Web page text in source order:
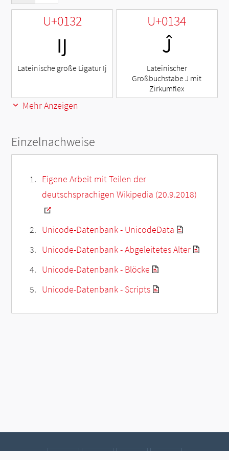
U+0132
Ĳ
Lateinische große Ligatur Ij
U+0134
Ĵ
Lateinischer
Großbuchstabe J mit
Zirkumflex
Mehr Anzeigen
Einzelnachweise
Eigene Arbeit mit Teilen der
deutschsprachigen Wikipedia (20.9.2018)
Unicode-Datenbank - UnicodeData
Unicode-Datenbank - Abgeleitetes Alter
Unicode-Datenbank - Blöcke
Unicode-Datenbank - Scripts